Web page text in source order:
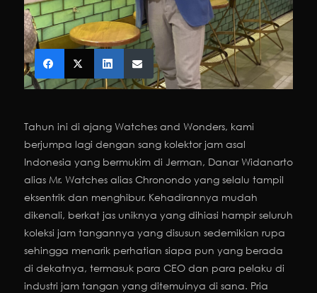
Tahun ini di ajang Watches and Wonders, kami
berjumpa lagi dengan sang kolektor jam asal
Indonesia yang bermukim di Jerman, Danar Widanarto
alias Mr. Watches alias Chronondo yang selalu tampil
eksentrik dan menghibur. Kehadirannya mudah
dikenali, berkat jas uniknya yang dihiasi hampir seluruh
koleksi jam tangannya yang disusun sedemikian rupa
sehingga menarik perhatian siapa pun yang berada
di dekatnya, termasuk para CEO dan para pelaku di
industri jam tangan yang ditemuinya di sana. Pria